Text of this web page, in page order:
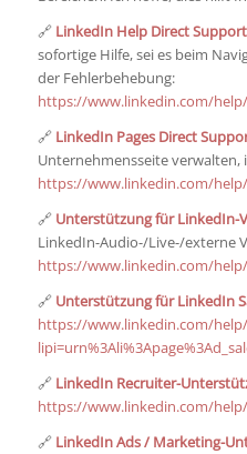
🔗 LinkedIn Help Direct
sofortige Hilfe, sei es beim
der Fehlerbehebung:
https://www.linkedin.com/
🔗 LinkedIn Pages Direct
Unternehmensseite verwalten,
https://www.linkedin.com/
🔗 Unterstützung für LinkedIn-
LinkedIn-Audio-/Live-/externe
https://www.linkedin.com/help/
🔗 Unterstützung für LinkedIn
https://www.linkedin.com/
🔗 LinkedIn Recruiter-
https://www.linkedin.com/
🔗 LinkedIn Ads / Marketing-